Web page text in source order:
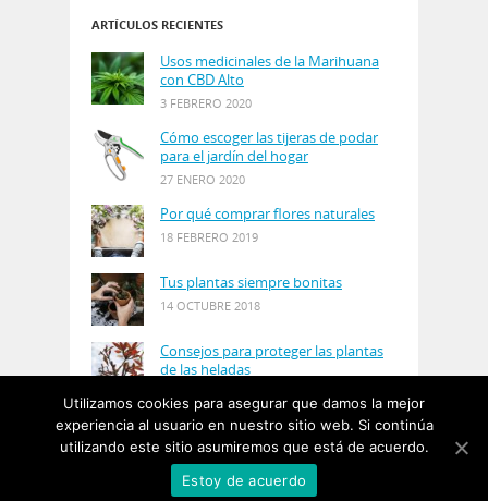
ARTÍCULOS RECIENTES
Usos medicinales de la Marihuana
con CBD Alto
3 FEBRERO 2020
Cómo escoger las tijeras de podar
para el jardín del hogar
27 ENERO 2020
Por qué comprar flores naturales
18 FEBRERO 2019
Tus plantas siempre bonitas
14 OCTUBRE 2018
Consejos para proteger las plantas
de las heladas
© Copyright 2019PlantasyJardines· Designed by
Utilizamos cookies para asegurar que damos la mejor
experiencia al usuario en nuestro sitio web. Si continúa
utilizando este sitio asumiremos que está de acuerdo.
Estoy de acuerdo